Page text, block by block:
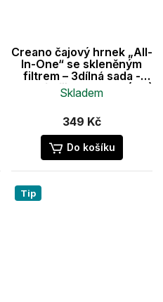
Creano čajový hrnek „All-
In-One“ se skleněným
filtrem – 3dílná sada -
ploché víčko, 400 ml (1ks)
hodnocení
produktu
je
Skladem
349 Kč
Do košíku
Tip